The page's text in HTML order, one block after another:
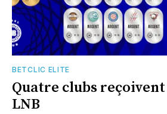
BETCLIC ELITE
Quatre clubs
LNB